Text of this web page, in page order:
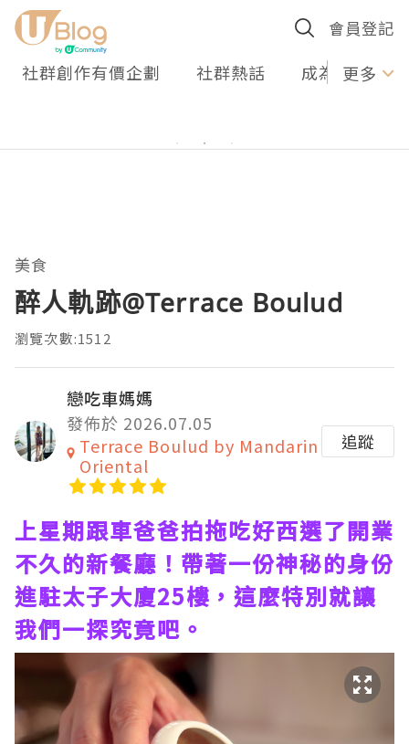
會員登記
社群創作有價企劃 社群熱話 成為U更多
美食
醉人軌跡@Terrace Boulud
瀏覽次數:1512
戀吃車媽媽
發佈於 2026.07.05
Terrace Boulud by Mandarin
Oriental
追蹤
上星期跟車爸爸拍拖吃好西選了開業
不久的新餐廳！帶著一份神秘的身份
進駐太子大廈25樓，這麼特別就讓
我們一探究竟吧。